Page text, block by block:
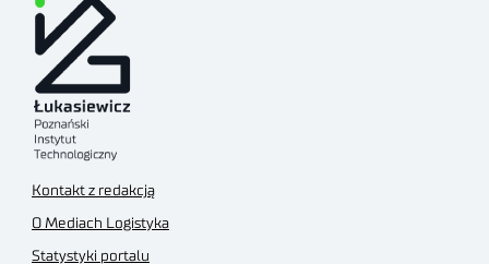
Kontakt z redakcją
O Mediach Logistyka
Statystyki portalu